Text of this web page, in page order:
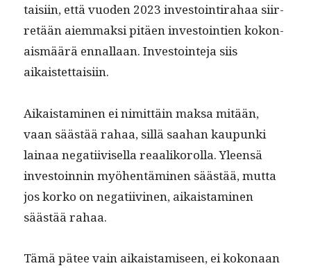
taisi­in, että vuo­den 2023 investoin­ti­ra­haa siir­
retään aiem­mak­si pitäen investoin­tien kokon­
ais­määrä ennal­laan. Investoin­te­ja siis
aikaistettaisiin.
Aikaist­a­mi­nen ei nimit­täin mak­sa mitään,
vaan säästää rahaa, sil­lä saa­han kaupun­ki
lainaa negati­ivisel­la reaa­liko­rol­la. Yleen­sä
investoin­nin myöhen­tämi­nen säästää, mut­ta
jos korko on negati­ivi­nen, aikaist­a­mi­nen
säästää rahaa.
Tämä pätee vain aikaistamiseen, ei kokon­aan